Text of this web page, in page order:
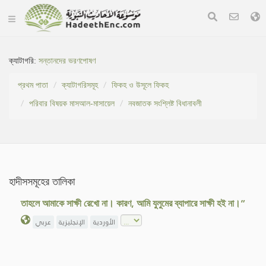
ক্যাটাগরি:সন্তানদের ভরণপোষণ
প্রথম পাতা
ক্যাটাগরিসমূহ
ফিকহ ও উসূলে ফিকহ
পরিবার বিষয়ক মাসআল-মাসায়েল
নবজাতক সংশ্লিষ্ট বিধানাবলী
হাদীসসমূহের তালিকা
তাহলে আমাকে সাক্ষী রেখো না। কারণ, আমি যুলুমের ব্যাপারে সাক্ষী হই না।”
عربي الإنجليزية الأوردية